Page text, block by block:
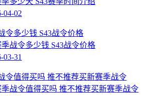
04-02
季战令多少钱 S43战令价格
31
季战令值得买吗 推不推荐买新赛季战令